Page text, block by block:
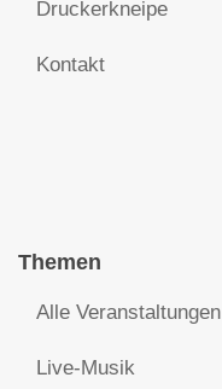
Druckerkneipe
Kontakt
Themen
Alle Veranstaltungen
Live-Musik